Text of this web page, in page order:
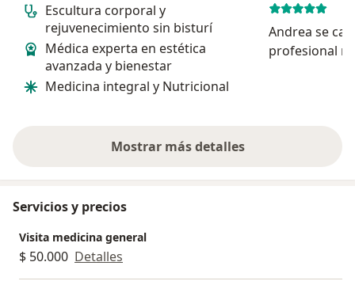
Escultura corporal y
rejuvenecimiento sin bisturí
Médica experta en estética
avanzada y bienestar
Medicina integral y Nutricional
Andrea se
profesional
Mostrar más detalles
sobre la experiencia
Servicios y precios
Visita medicina general
$ 50.000 Detalles